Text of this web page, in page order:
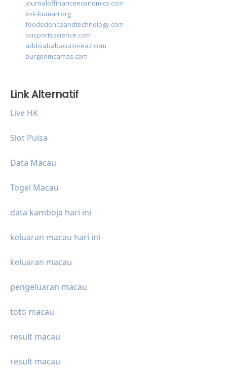
journaloffinanceeconomics.com
kvk-kumari.org
foodscienceandtechnology.com
scisportsscience.com
addisababacuisineaz.com
burgerimcamas.com
Link Alternatif
Live HK
Slot Pulsa
Data Macau
Togel Macau
data kamboja hari ini
keluaran macau hari ini
keluaran macau
pengeluaran macau
toto macau
result macau
result macau